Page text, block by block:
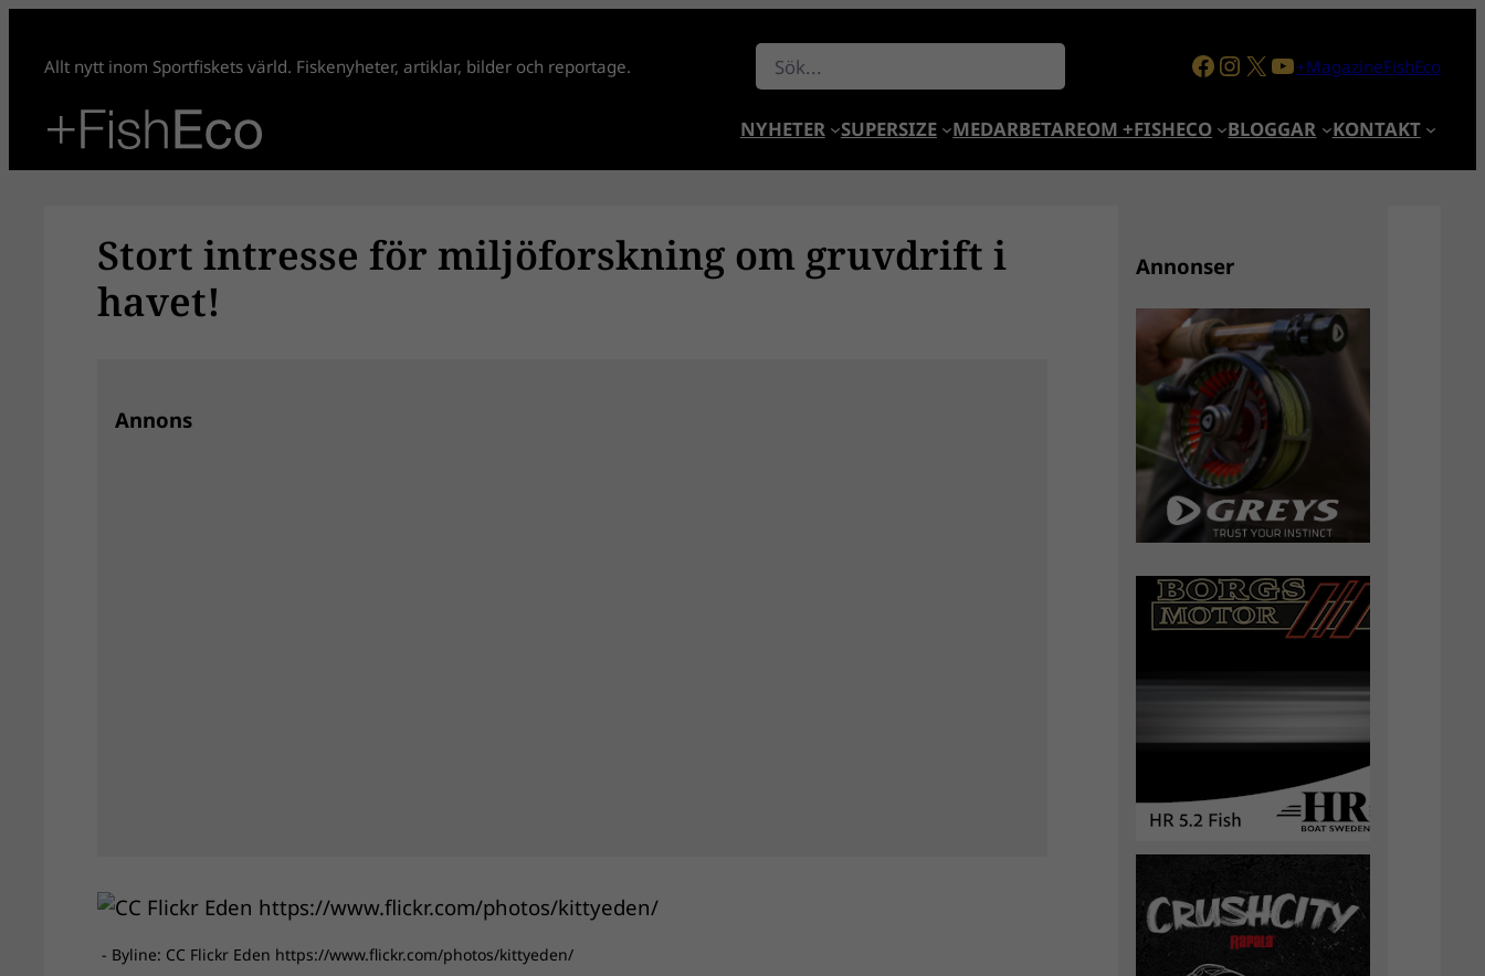
innehåll
Allt nytt inom Sportfiskets värld. Fiskenyheter, artiklar, bilder och reportage. Sök Facebook
Instagram
X YouTube
+MagazineFishEco
NYHETER SUPERSIZE MEDARBETAREOM +FISHECO BLOGGAR KONTAKT
Stort intresse för miljöforskning om gruvdrift i
havet!
Annons
- Byline: CC Flickr Eden https://www.flickr.com/photos/kittyeden/
Annonser